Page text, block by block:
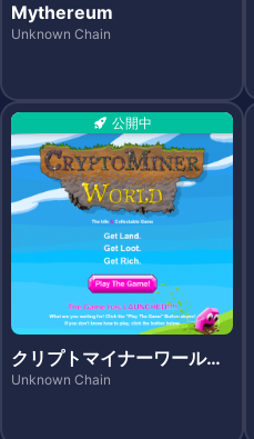
Mythereum
Unknown Chain
公開中
クリプトマイナーワールド
（CryptoMiner World）
Unknown Chain